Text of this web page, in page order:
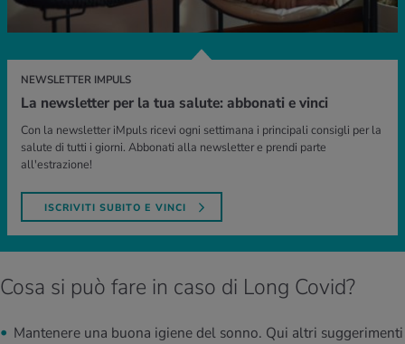
NEWSLETTER IMPULS
La newsletter per la tua salute: abbonati e vinci
Con la newsletter iMpuls ricevi ogni settimana i principali consigli per la
salute di tutti i giorni. Abbonati alla newsletter e prendi parte
all'estrazione!
ISCRIVITI SUBITO E VINCI
Cosa si può fare in caso di Long Covid?
Mantenere una buona igiene del sonno. Qui altri suggerimenti